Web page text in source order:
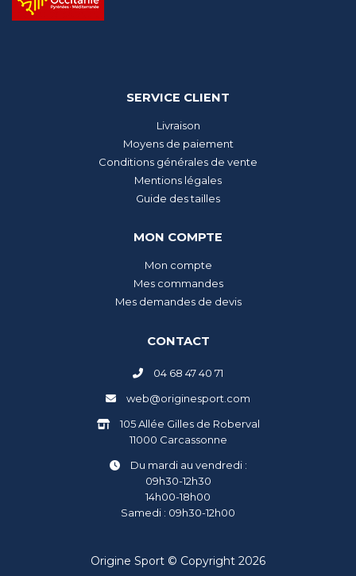
SERVICE CLIENT
Livraison
Moyens de paiement
Conditions générales de vente
Mentions légales
Guide des tailles
MON COMPTE
Mon compte
Mes commandes
Mes demandes de devis
CONTACT
04 68 47 40 71
web@originesport.com
105 Allée Gilles de Roberval
11000 Carcassonne
Du mardi au vendredi :
09h30-12h30
14h00-18h00
Samedi : 09h30-12h00
Origine Sport © Copyright 2026